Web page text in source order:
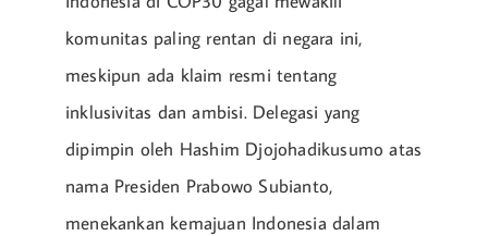
komunitas paling rentan di negara ini,
meskipun ada klaim resmi tentang
inklusivitas dan ambisi. Delegasi yang
dipimpin oleh Hashim Djojohadikusumo atas
nama Presiden Prabowo Subianto,
menekankan kemajuan Indonesia dalam